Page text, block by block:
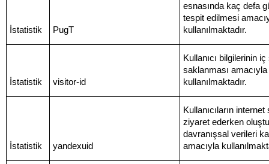
İstatistik PugT
esnasında kaç defa
tespit edilmesi
kullanılmaktadır.
İstatistik visitor-id
Kullanıcı bilgilerinin
saklanması amacıyla
kullanılmaktadır.
İstatistik yandexuid
Kullanıcıların internet
ziyaret ederken
davranışsal verileri
amacıyla